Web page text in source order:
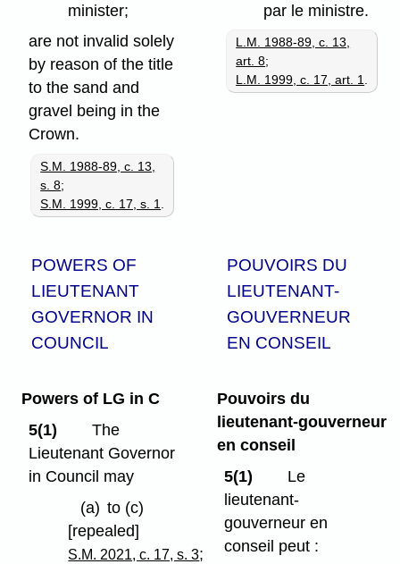
minister;
are not invalid solely
by reason of the title
to the sand and
gravel being in the
Crown.
S.M. 1988-89, c. 13,
s. 8;
S.M. 1999, c. 17, s. 1.
par le ministre.
L.M. 1988-89, c. 13,
art. 8;
L.M. 1999, c. 17, art. 1.
POWERS OF
LIEUTENANT
GOVERNOR IN
COUNCIL
POUVOIRS DU
LIEUTENANT-
GOUVERNEUR
EN CONSEIL
Powers of LG in C
5(1)
The
Lieutenant Governor
in Council may
(a) to (c)
[repealed]
S.M. 2021, c. 17, s. 3;
Pouvoirs du
lieutenant-gouverneur
en conseil
5(1)
Le
lieutenant-
gouverneur en
conseil peut :